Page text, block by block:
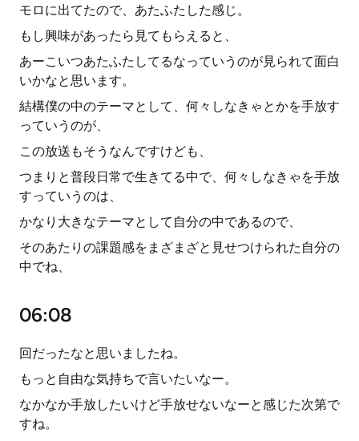
モロに出てたので、あたふたした感じ。
もし興味があったら見てもらえると、
あーこいつあたふたしてるなっていうのが見られて面白
いかなと思います。
結構僕の中のテーマとして、何々しなきゃとかを手放す
っていうのが、
この放送もそうなんですけども、
つまりと普段日常で生きてる中で、何々しなきゃを手放
すっていうのは、
かなり大きなテーマとして自分の中であるので、
そのあたりの課題感をまざまざと見せつけられた自分の
中でね、
06:08
回だったなと思いましたね。
もっと自由な気持ちで言いたいなー。
なかなか手放したいけど手放せないなーと感じた次第で
すね。